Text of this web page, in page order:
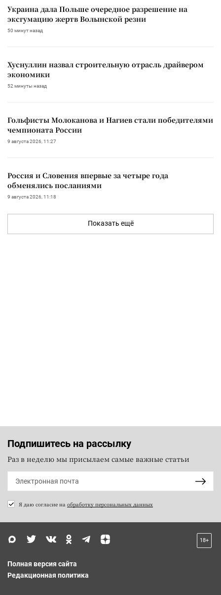
Украина дала Польше очередное разрешение на
эксгумацию жертв Волынской резни
50 минут назад
Хуснуллин назвал строительную отрасль драйвером
экономики
52 минуты назад
Гольфисты Молоканова и Нагиев стали победителями
чемпионата России
9 августа 2026, 11:27
Россия и Словения впервые за четыре года
обменялись посланиями
9 августа 2026, 11:18
Показать ещё
Подпишитесь на рассылку
Раз в неделю мы присылаем самые важные статьи
Я даю согласие на обработку персональных данных
18+
Полная версия сайта
Редакционная политика